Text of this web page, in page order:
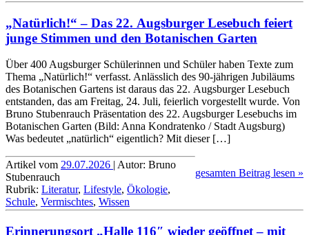
„Natürlich!“ – Das 22. Augsburger Lesebuch feiert
junge Stimmen und den Botanischen Garten
Über 400 Augsburger Schü­le­rin­nen und Schüler haben Texte zum
Thema „Natürlich!“ verfasst. Anlässlich des 90-jährigen Jubiläums
des Botanischen Gartens ist daraus das 22. Augsburger Lesebuch
entstanden, das am Freitag, 24. Juli, feierlich vorgestellt wurde. Von
Bruno Stubenrauch Präsentation des 22. Augsburger Lesebuchs im
Botanischen Garten (Bild: Anna Kondratenko / Stadt Augsburg)
Was bedeutet „natürlich“ eigentlich? Mit dieser […]
gesamten Beitrag lesen »
Artikel vom 29.07.2026 | Autor: Bruno
Stubenrauch
Rubrik: Literatur, Lifestyle, Ökologie,
Schule, Vermischtes, Wissen
Erinnerungsort „Halle 116″ wieder geöffnet – mit